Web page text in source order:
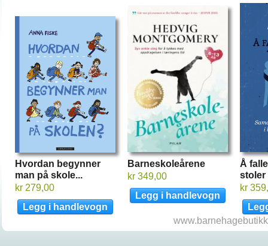
Hvordan begynner
man på skole...
kr 279,00
Barneskoleårene
kr 349,00
Å
stoler
kr